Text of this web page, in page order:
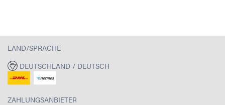
LAND/SPRACHE
DEUTSCHLAND / DEUTSCH
ZAHLUNGSANBIETER